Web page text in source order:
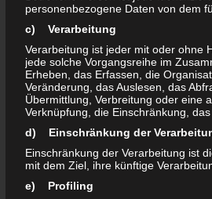
sind Frau Ines Gehrmann, Frau Mandy
Otto und Frau Kornelia Jesse
Öffnungszeiten im Bürgertreff um
Probleme von Bürgerinnen und
Stadtteil Magdeburg-Olvenstedt.
In vielen Fällen konnten wir helfen.
Zu nennende Schwerpunkte waren die
Ausbildungsplätzen, die korrekte
Bewerbungsunterlagen, die
online-Kontaktaufnahme zu
personenbezogene Daten von dem
c) Verarbeitung
Verarbeitung ist jeder mit oder ohne
jede solche Vorgangsreihe im
Erheben, das Erfassen, die
Veränderung, das Auslesen, das
Übermittlung, Verbreitung oder eine
Verknüpfung, die Einschränkung,
d) Einschränkung der
Einschränkung der Verarbeitung ist
mit dem Ziel, ihre künftige
e) Profiling